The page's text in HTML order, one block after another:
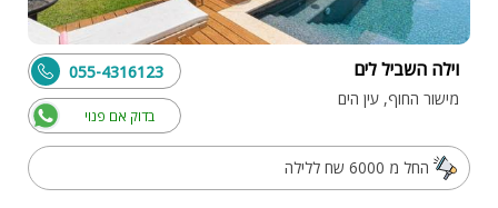
וילה השביל לים
מישור החוף, עין הים
בדוק אם פנוי
055-4316123
החל מ 6000 שח ללילה